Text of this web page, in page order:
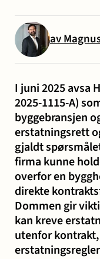
av
I juni 2025 avsa
2025-1115-A)
byggebransjen
erstatningsrett
gjaldt
firma kunne
overfor en
direkte
Dommen gir
kan kreve
utenfor
-
bygg
og
anlegg
ved
og
sykdom
og
samliv
og
Offentlige
Skatt
og
avgift